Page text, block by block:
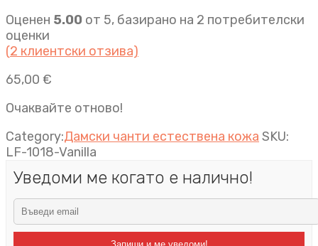
Оценен 5.00 от 5, базирано на 2 потребителски
оценки
(2 клиентски отзива)
65,00 €
Очаквайте отново!
Category:Дамски чанти естествена кожа SKU:
LF-1018-Vanilla
Уведоми ме когато е налично!